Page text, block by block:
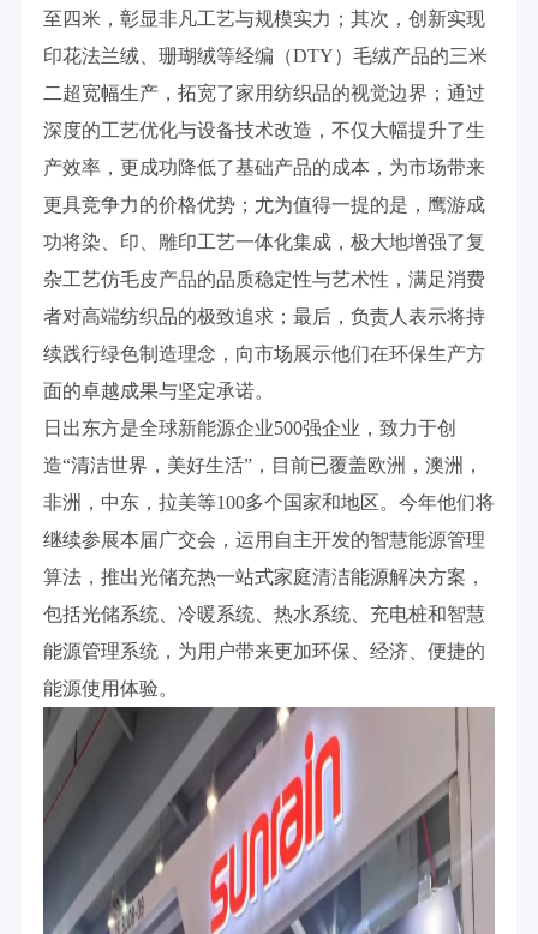
至四米，彰显非凡工艺与规模实力；其次，创新实现
印花法兰绒、珊瑚绒等经编（DTY）毛绒产品的三米
二超宽幅生产，拓宽了家用纺织品的视觉边界；通过
深度的工艺优化与设备技术改造，不仅大幅提升了生
产效率，更成功降低了基础产品的成本，为市场带来
更具竞争力的价格优势；尤为值得一提的是，鹰游成
功将染、印、雕印工艺一体化集成，极大地增强了复
杂工艺仿毛皮产品的品质稳定性与艺术性，满足消费
者对高端纺织品的极致追求；最后，负责人表示将持
续践行绿色制造理念，向市场展示他们在环保生产方
面的卓越成果与坚定承诺。
日出东方是全球新能源企业500强企业，致力于创
造“清洁世界，美好生活”，目前已覆盖欧洲，澳洲，
非洲，中东，拉美等100多个国家和地区。今年他们将
继续参展本届广交会，运用自主开发的智慧能源管理
算法，推出光储充热一站式家庭清洁能源解决方案，
包括光储系统、冷暖系统、热水系统、充电桩和智慧
能源管理系统，为用户带来更加环保、经济、便捷的
能源使用体验。